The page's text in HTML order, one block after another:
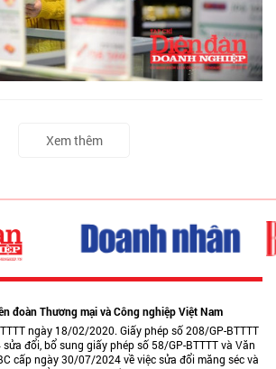
Xem thêm
đoàn Thương mại và Công nghiệp Việt Nam
ngày 18/02/2020. Giấy phép số 208/GP-BTTTT
đổi, bổ sung giấy phép số 58/GP-BTTTT và Văn
cấp ngày 30/07/2024 về việc sửa đổi măng séc và